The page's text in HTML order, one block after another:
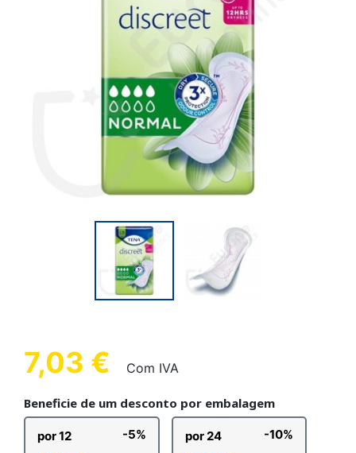
7,03 € Com IVA
Beneficie de um desconto por embalagem
por 12 -5% por 24 -10%